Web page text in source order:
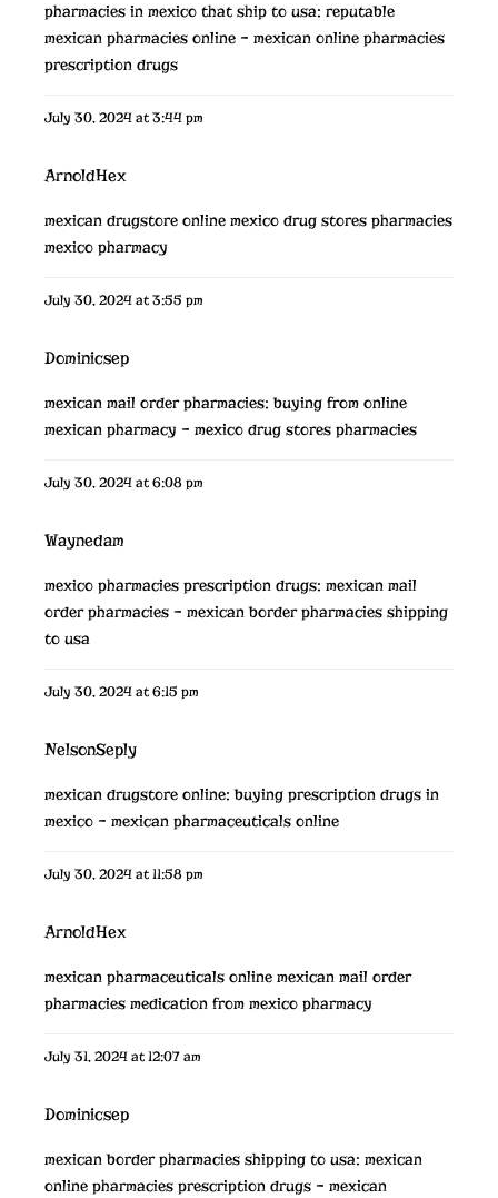
pharmacies in mexico that ship to usa: reputable
mexican pharmacies online – mexican online pharmacies
prescription drugs
July 30, 2024 at 3:44 pm
ArnoldHex
mexican drugstore online mexico drug stores pharmacies
mexico pharmacy
July 30, 2024 at 3:55 pm
Dominicsep
mexican mail order pharmacies:buying from online
mexican pharmacy – mexico drug stores pharmacies
July 30, 2024 at 6:08 pm
Waynedam
mexico pharmacies prescription drugs: mexican mail
order pharmacies – mexican border pharmacies shipping
to usa
July 30, 2024 at 6:15 pm
NelsonSeply
mexican drugstore online:buying prescription drugs in
mexico – mexican pharmaceuticals online
July 30, 2024 at 11:58 pm
ArnoldHex
mexican pharmaceuticals online mexican mail order
pharmacies medication from mexico pharmacy
July 31, 2024 at 12:07 am
Dominicsep
mexican border pharmacies shipping to usa: mexican
online pharmacies prescription drugs – mexican